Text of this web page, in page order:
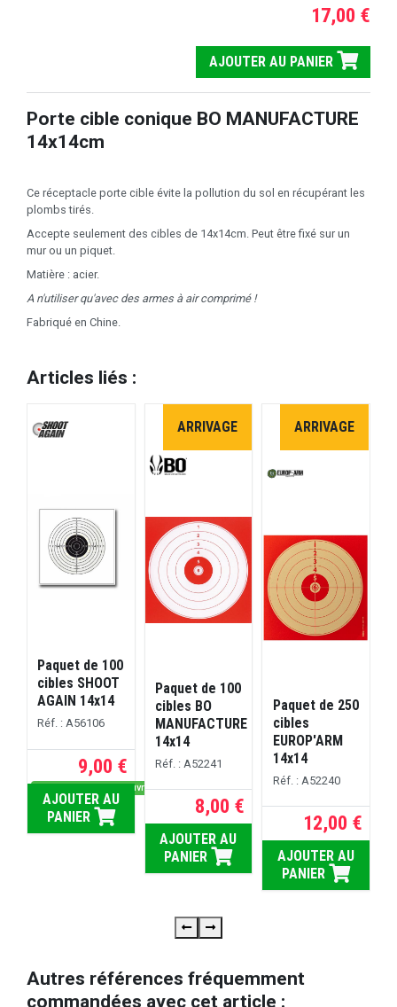
17,00 €
AJOUTER AU PANIER
Porte cible conique BO MANUFACTURE
14x14cm
Ce réceptacle porte cible évite la pollution du sol en récupérant les
plombs tirés.
Accepte seulement des cibles de 14x14cm. Peut être fixé sur un
mur ou un piquet.
Matière : acier.
A n'utiliser qu'avec des armes à air comprimé !
Fabriqué en Chine.
Articles liés :
Paquet de 100
cibles SHOOT
AGAIN 14x14
Réf. : A56106
9,00 €
Dispo sous 5 jours ouvrés
AJOUTER AU
PANIER
ARRIVAGE
Paquet de 100
cibles BO
MANUFACTURE
14x14
Réf. : A52241
8,00 €
AJOUTER AU
PANIER
ARRIVAGE
Paquet de 250
cibles
EUROP'ARM
14x14
Réf. : A52240
12,00 €
AJOUTER AU
PANIER
Autres références fréquemment
commandées avec cet article :